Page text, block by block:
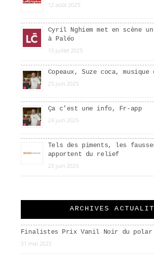
12 août 2025
Cyril Nghiem met en scène
à Paléo
15 juillet 2025
Copeaux, Suze coca,
25 juin 2025
Ça c’est une info, Fr-app
24 juin 2025
Tels des piments, les
apportent du relief
23 juin 2025
ARCHIVES
Finalistes Prix Vanil Noir du
31 mai 2023